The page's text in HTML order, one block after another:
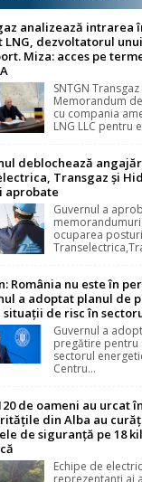
analizează intrarea
LNG, dezvoltatorul
Miza: acces pe
SNTGN
Memorandum
cu compania
LNG LLC pentru
deblochează
Transgaz și
aprobate
Guvernul a
ocuparea
România nu este în
a adoptat planul de
situații de risc în
Guvernul a
pregătire pentru
sectorul
Centru...
de oameni au urcat
din Alba au
de siguranță pe 18
Echipe de